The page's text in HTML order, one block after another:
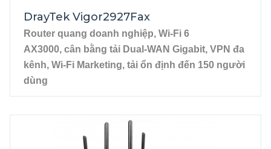
DrayTek Vigor2927Fax
Router quang doanh nghiệp, Wi-Fi 6
AX3000, cân bằng tải Dual-WAN Gigabit, VPN đa
kênh, Wi-Fi Marketing, tải ổn định đến 150 người
dùng
khắt khe về tốc độ, tính ổn định và bảo mật trong hạ
tầng mạng của doanh nghiệp SME, nhà hàng,